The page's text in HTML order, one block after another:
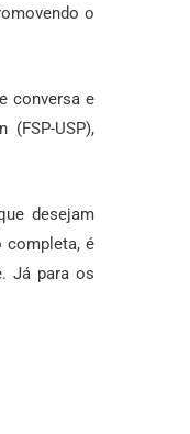
o
conversa e
USP),
desejam
completa, é
Já para os